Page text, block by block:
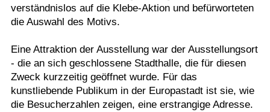
verständnislos auf die Klebe-Aktion und befürworteten
die Auswahl des Motivs.
Eine Attraktion der Ausstellung war der Ausstellungsort
- die an sich geschlossene Stadthalle, die für diesen
Zweck kurzzeitig geöffnet wurde. Für das
kunstliebende Publikum in der Europastadt ist sie, wie
die Besucherzahlen zeigen, eine erstrangige Adresse.